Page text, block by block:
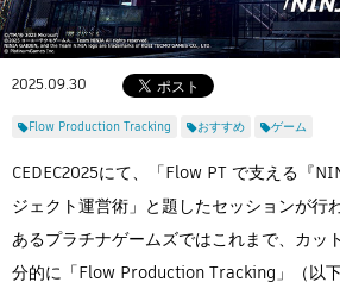
Flow Production Tracking（旧ShotGrid）
Flow Studio
2025.09.30
Flow Production Tracking おすすめ ゲーム
CEDEC2025にて、「Flow PT で支える『
ジェクト運営術」と題したセッションが行
あるプラチナゲームズではこれまで、カッ
分的に「Flow Production Tracking」（以